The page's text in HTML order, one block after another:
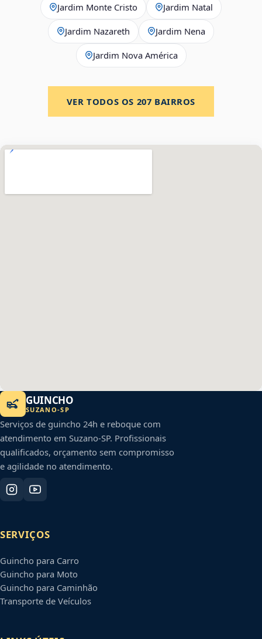
Jardim Monte Cristo Jardim Natal
Jardim Nazareth Jardim Nena
Jardim Nova América
VER TODOS OS 207 BAIRROS
GUINCHO
SUZANO-SP
Serviços de guincho 24h e reboque com
atendimento em Suzano-SP. Profissionais
qualificados, orçamento sem compromisso
e agilidade no atendimento.
SERVIÇOS
Guincho para Carro
Guincho para Moto
Guincho para Caminhão
Transporte de Veículos